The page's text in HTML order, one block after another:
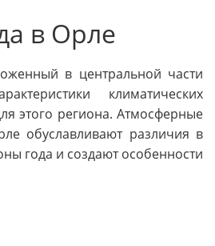
в Орле
в центральной части
климатических
этого региона. Атмосферные
обуславливают различия в
года и создают особенности